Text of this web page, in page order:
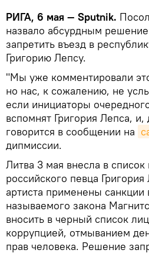
РИГА, 6 мая — Sputnik.
назвало абсурдным
запретить въезд в
Григорию Лепсу.
"Мы уже комментировали
но нас, к сожалению, не
если инициаторы
вспомнят Григория Лепса,
говорится в сообщении на
дипмиссии.
Литва 3 мая внесла в
российского певца
артиста применены санкции
называемого закона
вносить в черный список
коррупцией, отмыванием
прав человека. Решение